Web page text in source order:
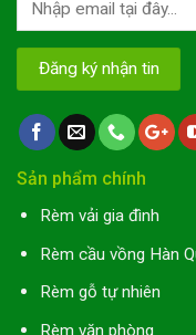
Sản phẩm chính
Rèm vải gia đình
Rèm cầu vồng Hàn
Rèm gỗ tự nhiên
Rèm văn phòng